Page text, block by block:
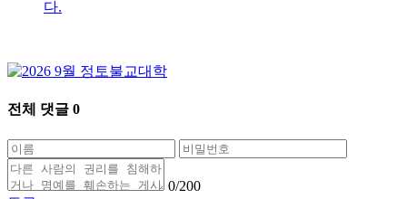
다.
전체 댓글 0
0/200